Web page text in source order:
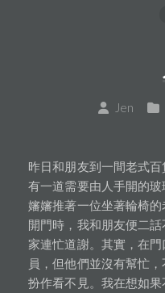
Jen
昨日和朋友到一間老式
有一道需要由人手開的
嬸嬸推著一位坐著輪椅
開門時，我和朋友便二
家連忙道謝。其實，在
員，但他們並沒有幫忙
扮作看不見。我在想如